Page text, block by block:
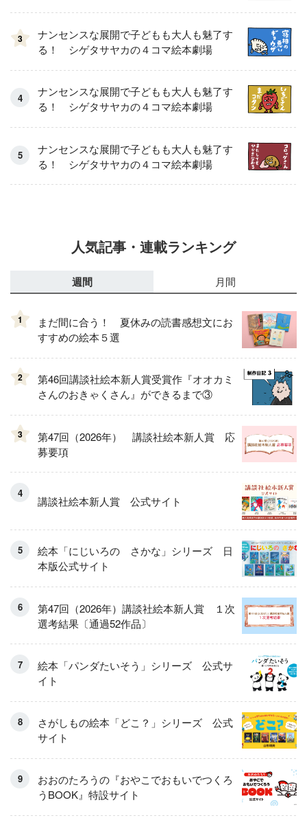
3
ナンセンスな展開で子どもも大人も魅了す
る！ シゲタサヤカの４コマ絵本劇場
ナンセンスな展開で子どもも大人も魅了す
る！ シゲタサヤカの４コマ絵本劇場
ナンセンスな展開で子どもも大人も魅了す
る！ シゲタサヤカの４コマ絵本劇場
人気記事・連載ランキング
週間 月間
1
まだ間に合う！ 夏休みの読書感想文にお
すすめの絵本５選
2
第46回講談社絵本新人賞受賞作『オオカミ
さんのおきゃくさん』ができるまで③
3
第47回（2026年） 講談社絵本新人賞 応
募要項
講談社絵本新人賞 公式サイト
絵本「にじいろの さかな」シリーズ 日
本版公式サイト
第47回（2026年）講談社絵本新人賞 １次
選考結果〔通過52作品〕
絵本「パンダたいそう」シリーズ 公式サ
イト
さがしもの絵本「どこ？」シリーズ 公式
サイト
おおのたろうの『おやこでおもいでつくろ
うBOOK』特設サイト